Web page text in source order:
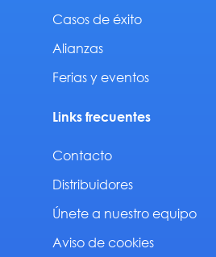
Casos de éxito
Alianzas
Ferias y eventos
Links frecuentes
Contacto
Distribuidores
Únete a nuestro equipo
Aviso de cookies